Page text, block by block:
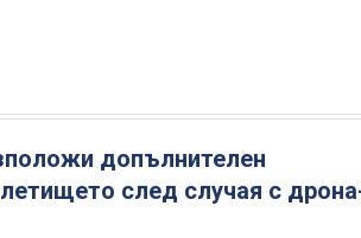
допълнителен
след случая с